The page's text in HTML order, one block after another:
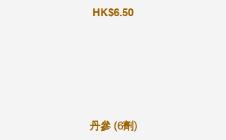
HK$6.50
丹參 (6劑)